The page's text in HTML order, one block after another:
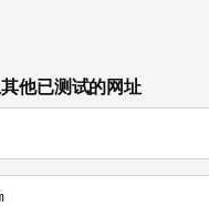
已测试的网址